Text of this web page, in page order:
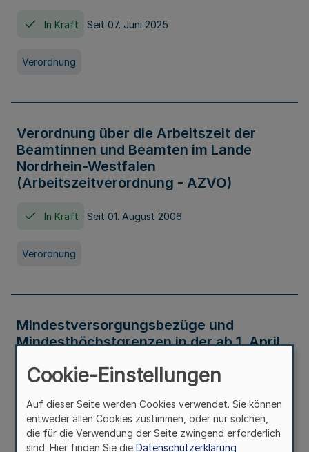
In Kraft Seit 07. Juni 2025
Verordnung
Verordnung über die Arbeitszeit der
Beamtinnen und Beamten im Lande
Nordrhein-Westfalen
(Arbeitszeitverordnung - AZVO)
In Kraft Seit 01. August 2006
Verordnung
Mindestversorgungsbezüge und
Mindesthöchstgrenzen in der ab 1. April
Verwaltungsvorschrift
Cookie-Einstellungen
Auf dieser Seite werden Cookies verwendet. Sie können
entweder allen Cookies zustimmen, oder nur solchen,
die für die Verwendung der Seite zwingend erforderlich
sind. Hier finden Sie die Datenschutzerklärung